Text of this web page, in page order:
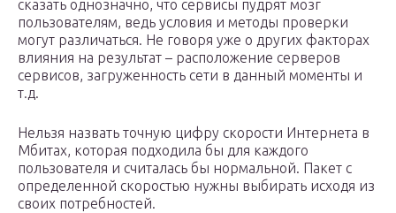
сказать однозначно, что сервисы пудрят мозг
пользователям, ведь условия и методы проверки
могут различаться. Не говоря уже о других факторах
влияния на результат – расположение серверов
сервисов, загруженность сети в данный моменты и
т.д.
Нельзя назвать точную цифру скорости Интернета в
Мбитах, которая подходила бы для каждого
пользователя и считалась бы нормальной. Пакет с
определенной скоростью нужны выбирать исходя из
своих потребностей.